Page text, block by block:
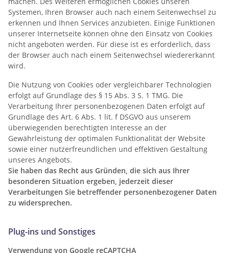
Systemen, Ihren Browser auch nach einem Seitenwechsel zu
erkennen und Ihnen Services anzubieten. Einige Funktionen
unserer Internetseite können ohne den Einsatz von Cookies
nicht angeboten werden. Für diese ist es erforderlich, dass
der Browser auch nach einem Seitenwechsel wiedererkannt
wird.
Die Nutzung von Cookies oder vergleichbarer Technologien
erfolgt auf Grundlage des § 15 Abs. 3 S. 1 TMG. Die
Verarbeitung Ihrer personenbezogenen Daten erfolgt auf
Grundlage des Art. 6 Abs. 1 lit. f DSGVO aus unserem
überwiegenden berechtigten Interesse an der
Gewährleistung der optimalen Funktionalität der Website
sowie einer nutzerfreundlichen und effektiven Gestaltung
unseres Angebots.
Sie haben das Recht aus Gründen, die sich aus Ihrer
besonderen Situation ergeben, jederzeit dieser
Verarbeitungen Sie betreffender personenbezogener Daten
zu widersprechen.
Plug-ins und Sonstiges
Verwendung von Google reCAPTCHA